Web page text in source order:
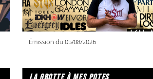
Émission du 05/08/2026